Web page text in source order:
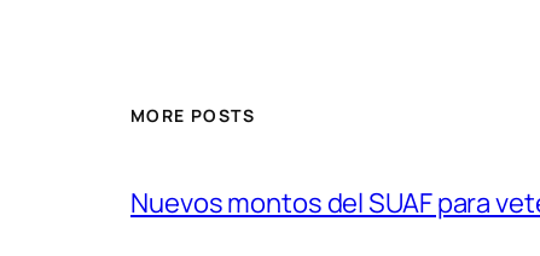
MORE POSTS
Nuevos montos del SUAF para